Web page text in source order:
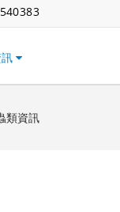
類資訊